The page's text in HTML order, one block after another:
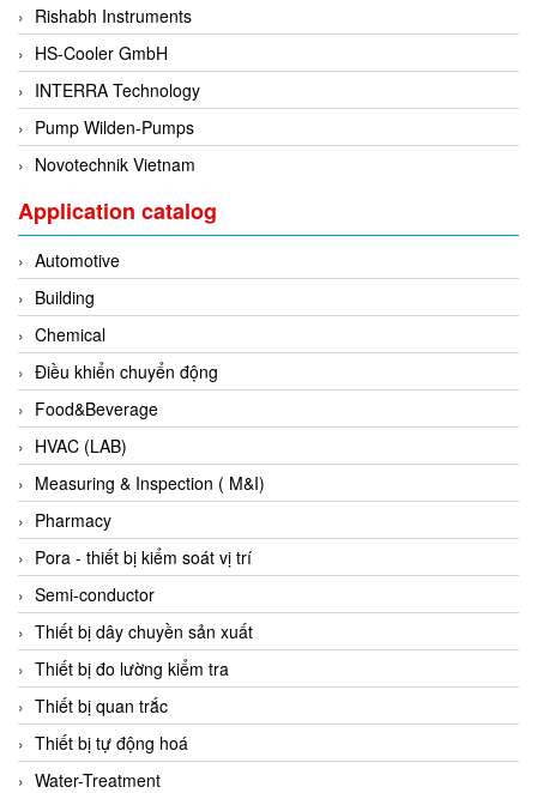
Di-Soric
Di-Soric
Dixon Valve
Doctor Led Vietnam
DOLD - Autho ANS
Dold Vietnam
Dongdo Tech
Donghwa Valve
Dongkun
Dosing Pump
DR. NEUMANN Peltier-Technik
Driesen Kern
Dropsa Vietnam
Druck
DSTI
DUCATI
Duclean
Dukin Besko
Dunkermotoren
Durag
Dwyer
Rishabh Instruments
HS-Cooler GmbH
INTERRA Technology
Pump Wilden-Pumps
Novotechnik Vietnam
Application catalog
Automotive
Building
Chemical
Điều khiển chuyển động
Food&Beverage
HVAC (LAB)
Measuring & Inspection ( M&I)
Pharmacy
Pora - thiết bị kiểm soát vị trí
Semi-conductor
Thiết bị dây chuyền sản xuất
Thiết bị đo lường kiểm tra
Thiết bị quan trắc
Thiết bị tự động hoá
Water-Treatment